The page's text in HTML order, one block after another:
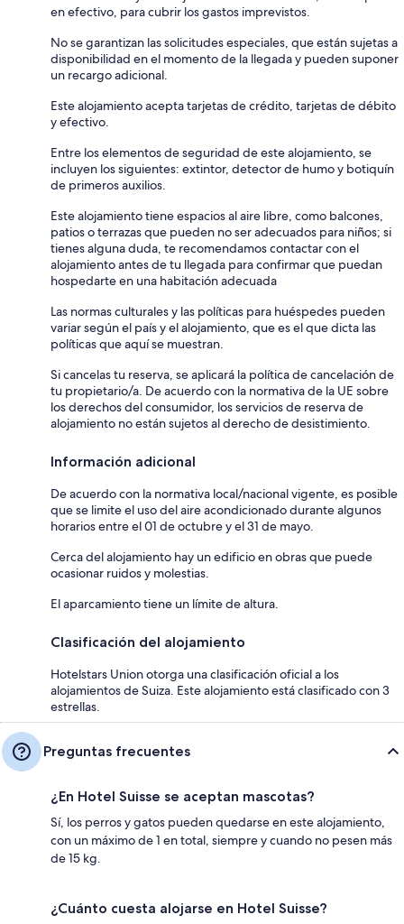
en efectivo, para cubrir los gastos imprevistos.
No se garantizan las solicitudes especiales, que están sujetas a
disponibilidad en el momento de la llegada y pueden suponer
un recargo adicional.
Este alojamiento acepta tarjetas de crédito, tarjetas de débito
y efectivo.
Entre los elementos de seguridad de este alojamiento, se
incluyen los siguientes: extintor, detector de humo y botiquín
de primeros auxilios.
Este alojamiento tiene espacios al aire libre, como balcones,
patios o terrazas que pueden no ser adecuados para niños; si
tienes alguna duda, te recomendamos contactar con el
alojamiento antes de tu llegada para confirmar que puedan
hospedarte en una habitación adecuada
Las normas culturales y las políticas para huéspedes pueden
variar según el país y el alojamiento, que es el que dicta las
políticas que aquí se muestran.
Si cancelas tu reserva, se aplicará la política de cancelación de
tu propietario/a. De acuerdo con la normativa de la UE sobre
los derechos del consumidor, los servicios de reserva de
alojamiento no están sujetos al derecho de desistimiento.
Información adicional
De acuerdo con la normativa local/nacional vigente, es posible
que se limite el uso del aire acondicionado durante algunos
horarios entre el 01 de octubre y el 31 de mayo.
Cerca del alojamiento hay un edificio en obras que puede
ocasionar ruidos y molestias.
El aparcamiento tiene un límite de altura.
Clasificación del alojamiento
Hotelstars Union otorga una clasificación oficial a los
alojamientos de Suiza. Este alojamiento está clasificado con 3
estrellas.
Preguntas frecuentes
¿En Hotel Suisse se aceptan mascotas?
Sí, los perros y gatos pueden quedarse en este alojamiento,
con un máximo de 1 en total, siempre y cuando no pesen más
de 15 kg.
¿Cuánto cuesta alojarse en Hotel Suisse?